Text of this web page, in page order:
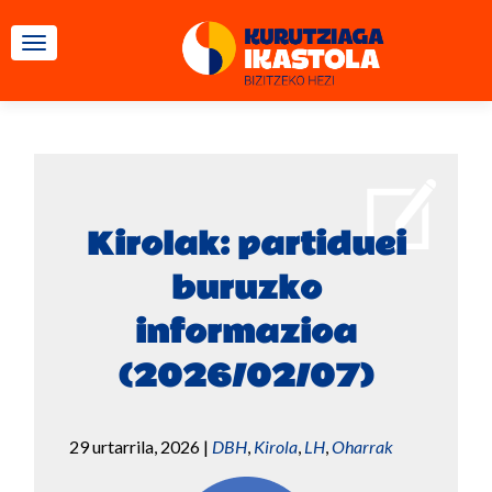
TOGGLE NAVIGATION
Kirolak: partiduei
buruzko
informazioa
(2026/02/07)
29 urtarrila, 2026 | DBH, Kirola, LH,Oharrak